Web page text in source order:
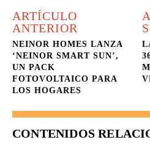
ARTÍCULO
ANTERIOR
NEINOR HOMES LANZA
‘NEINOR SMART SUN’,
UN PACK
FOTOVOLTAICO PARA
LOS HOGARES
CONTENIDOS